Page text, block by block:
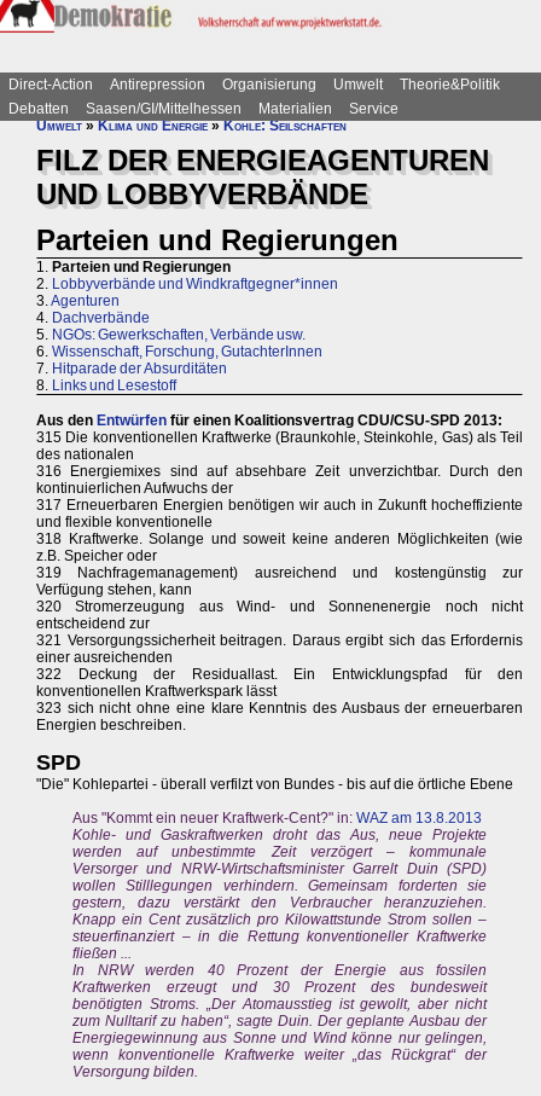
Direct-Action Antirepression Organisierung Umwelt
Theorie&Politik
Debatten
Saasen/GI/Mittelhessen Materialien
Service
Umwelt»Klima und Energie»Kohle: Seilschaften
FILZ DER ENERGIEAGENTUREN
UND LOBBYVERBÄNDE
Parteien und Regierungen
1. Parteien und Regierungen
2. Lobbyverbände und Windkraftgegner*innen
3.Agenturen
4. Dachverbände
5. NGOs: Gewerkschaften, Verbände usw.
6. Wissenschaft, Forschung, GutachterInnen
7. Hitparade der Absurditäten
8. Links und Lesestoff
Aus den Entwürfen für einen Koalitionsvertrag CDU/CSU-SPD 2013:
315 Die konventionellen Kraftwerke (Braunkohle, Steinkohle, Gas) als Teil
des nationalen
316 Energiemixes sind auf absehbare Zeit unverzichtbar. Durch den
kontinuierlichen Aufwuchs der
317 Erneuerbaren Energien benötigen wir auch in Zukunft hocheffiziente
und flexible konventionelle
318 Kraftwerke. Solange und soweit keine anderen Möglichkeiten (wie
z.B. Speicher oder
319 Nachfragemanagement) ausreichend und kostengünstig zur
Verfügung stehen, kann
320 Stromerzeugung aus Wind- und Sonnenenergie noch nicht
entscheidend zur
321 Versorgungssicherheit beitragen. Daraus ergibt sich das Erfordernis
einer ausreichenden
322 Deckung der Residuallast. Ein Entwicklungspfad für den
konventionellen Kraftwerkspark lässt
323 sich nicht ohne eine klare Kenntnis des Ausbaus der erneuerbaren
Energien beschreiben.
SPD
"Die" Kohlepartei - überall verfilzt von Bundes - bis auf die örtliche Ebene
Aus "Kommt ein neuer Kraftwerk-Cent?" in: WAZ am 13.8.2013
Kohle- und Gaskraftwerken droht das Aus, neue Projekte
werden auf unbestimmte Zeit verzögert – kommunale
Versorger und NRW-Wirtschaftsminister Garrelt Duin (SPD)
wollen Stilllegungen verhindern. Gemeinsam forderten sie
gestern, dazu verstärkt den Verbraucher heranzuziehen.
Knapp ein Cent zusätzlich pro Kilowattstunde Strom sollen –
steuerfinanziert – in die Rettung konventioneller Kraftwerke
fließen ...
In NRW werden 40 Prozent der Energie aus fossilen
Kraftwerken erzeugt und 30 Prozent des bundesweit
benötigten Stroms. „Der Atomausstieg ist gewollt, aber nicht
zum Nulltarif zu haben“, sagte Duin. Der geplante Ausbau der
Energiegewinnung aus Sonne und Wind könne nur gelingen,
wenn konventionelle Kraftwerke weiter „das Rückgrat“ der
Versorgung bilden.